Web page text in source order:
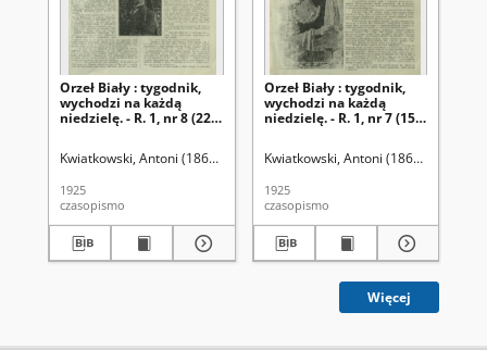
Orzeł Biały : tygodnik,
wychodzi na każdą
niedzielę. - R. 1, nr 8 (22
Kwiatkowski, Antoni (1861-1926). Red.
1925
czasopismo
Orzeł Biały : tygodnik,
wychodzi na każdą
niedzielę. - R. 1, nr 7 (15
Kwiatkowski, Antoni (1861-1926).
1925
czasopismo
Więcej